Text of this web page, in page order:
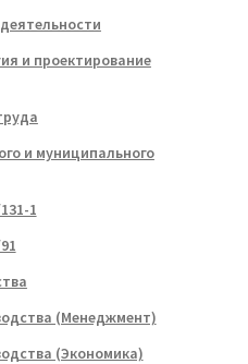
и проектирование
и муниципального
1
(Менеджмент)
(Экономика)